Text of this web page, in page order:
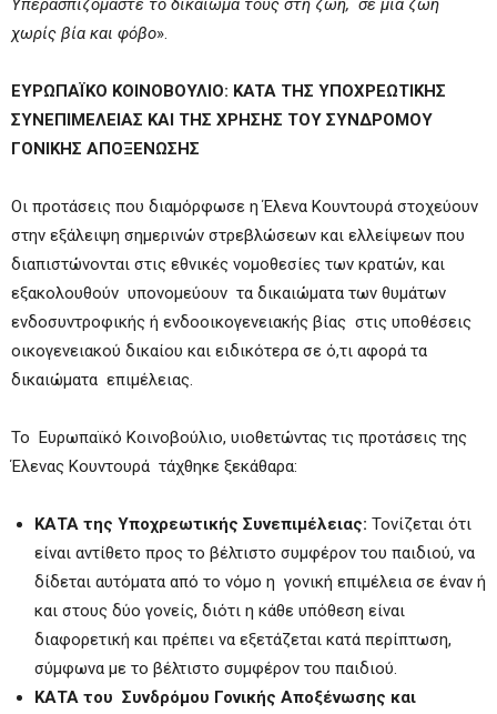
Υπερασπιζόμαστε το δικαίωμά τους στη ζωή, σε μία ζωή
χωρίς βία και φόβο».
ΕΥΡΩΠΑΪΚΟ ΚΟΙΝΟΒΟΥΛΙΟ: KATA THΣ ΥΠΟΧΡΕΩΤΙΚΗΣ
ΣΥΝΕΠΙΜΕΛΕΙΑΣ ΚΑΙ ΤΗΣ ΧΡΗΣΗΣ ΤΟΥ ΣΥΝΔΡΟΜΟΥ
ΓΟΝΙΚΗΣ ΑΠΟΞΕΝΩΣΗΣ
Οι προτάσεις που διαμόρφωσε η Έλενα Κουντουρά στοχεύουν
στην εξάλειψη σημερινών στρεβλώσεων και ελλείψεων που
διαπιστώνονται στις εθνικές νομοθεσίες των κρατών, και
εξακολουθούν υπονομεύουν τα δικαιώματα των θυμάτων
ενδοσυντροφικής ή ενδοοικογενειακής βίας στις υποθέσεις
οικογενειακού δικαίου και ειδικότερα σε ό,τι αφορά τα
δικαιώματα επιμέλειας.
Το Ευρωπαϊκό Κοινοβούλιο, υιοθετώντας τις προτάσεις της
Έλενας Κουντουρά τάχθηκε ξεκάθαρα:
ΚΑΤΑ της Υποχρεωτικής Συνεπιμέλειας: Τονίζεται ότι
είναι αντίθετο προς το βέλτιστο συμφέρον του παιδιού, να
δίδεται αυτόματα από το νόμο η γονική επιμέλεια σε έναν ή
και στους δύο γονείς, διότι η κάθε υπόθεση είναι
διαφορετική και πρέπει να εξετάζεται κατά περίπτωση,
σύμφωνα με το βέλτιστο συμφέρον του παιδιού.
KΑΤΑ του Συνδρόμου Γονικής Αποξένωσης και